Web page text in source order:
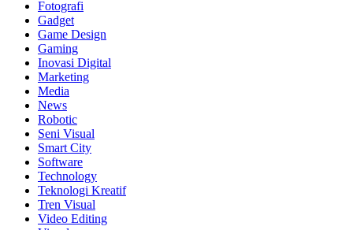
Fotografi
Gadget
Game Design
Gaming
Inovasi Digital
Marketing
Media
News
Robotic
Seni Visual
Smart City
Software
Technology
Teknologi Kreatif
Tren Visual
Video Editing